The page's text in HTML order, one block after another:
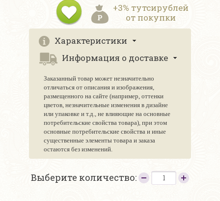
+3% тутсирублей
от покупки
Характеристики
Информация о доставке
Заказанный товар может незначительно
отличаться от описания и изображения,
размещенного на сайте (например, оттенки
цветов, незначительные изменения в дизайне
или упаковке и т.д., не влияющие на основные
потребительские свойства товара), при этом
основные потребительские свойства и иные
существенные элементы товара и заказа
остаются без изменений.
Выберите количество: